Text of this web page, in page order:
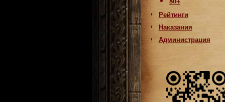
Рейтинги
Наказания
Администрация